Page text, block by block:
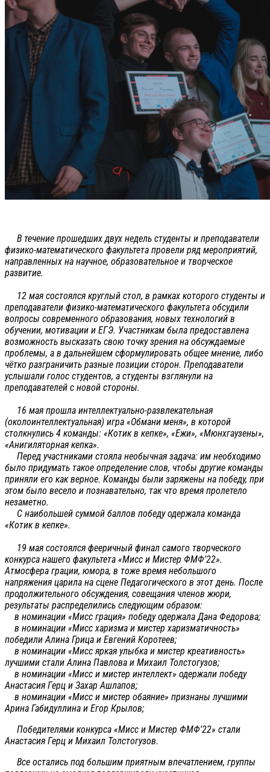
В течение прошедших двух недель студенты и преподаватели
физико-математического факультета провели ряд мероприятий,
направленных на научное, образовательное и творческое
развитие.
12 мая состоялся круглый стол, в рамках которого студенты и
преподаватели физико-математического факультета обсудили
вопросы современного образования, новых технологий в
обучении, мотивации и ЕГЭ. Участникам была предоставлена
возможность высказать свою точку зрения на обсуждаемые
проблемы, а в дальнейшем сформулировать общее мнение, либо
чётко разграничить разные позиции сторон. Преподаватели
услышали голос студентов, а студенты взглянули на
преподавателей с новой стороны.
16 мая прошла интеллектуально-развлекательная
(околоинтеллектуальная) игра «Обмани меня», в которой
столкнулись 4 команды: «Котик в кепке», «Ежи», «Мюнхгаузены»,
«Анигиляторная кепка».
Перед участниками стояла необычная задача: им необходимо
было придумать такое определение слов, чтобы другие команды
приняли его как верное. Команды были заряжены на победу, при
этом было весело и познавательно, так что время пролетело
незаметно.
С наибольшей суммой баллов победу одержала команда
«Котик в кепке».
19 мая состоялся фееричный финал самого творческого
конкурса нашего факультета «Мисс и Мистер ФМФ'22».
Атмосфера грации, юмора, в тоже время небольшого
напряжения царила на сцене Педагогического в этот день. После
продолжительного обсуждения, совещания членов жюри,
результаты распределились следующим образом:
в номинации «Мисс грация» победу одержала Дана Федорова;
в номинации «Мисс харизма и мистер харизматичность»
победили Алина Грица и Евгений Коротеев;
в номинации «Мисс яркая улыбка и мистер креативность»
лучшими стали Алина Павлова и Михаил Толстогузов;
в номинации «Мисс и мистер интеллект» одержали победу
Анастасия Герц и Захар Ашлапов;
в номинации «Мисс и мистер обаяние» признаны лучшими
Арина Габидуллина и Егор Крылов;
Победителями конкурса «Мисс и Мистер ФМФ'22» стали
Анастасия Герц и Михаил Толстогузов.
Все остались под большим приятным впечатлением, группы